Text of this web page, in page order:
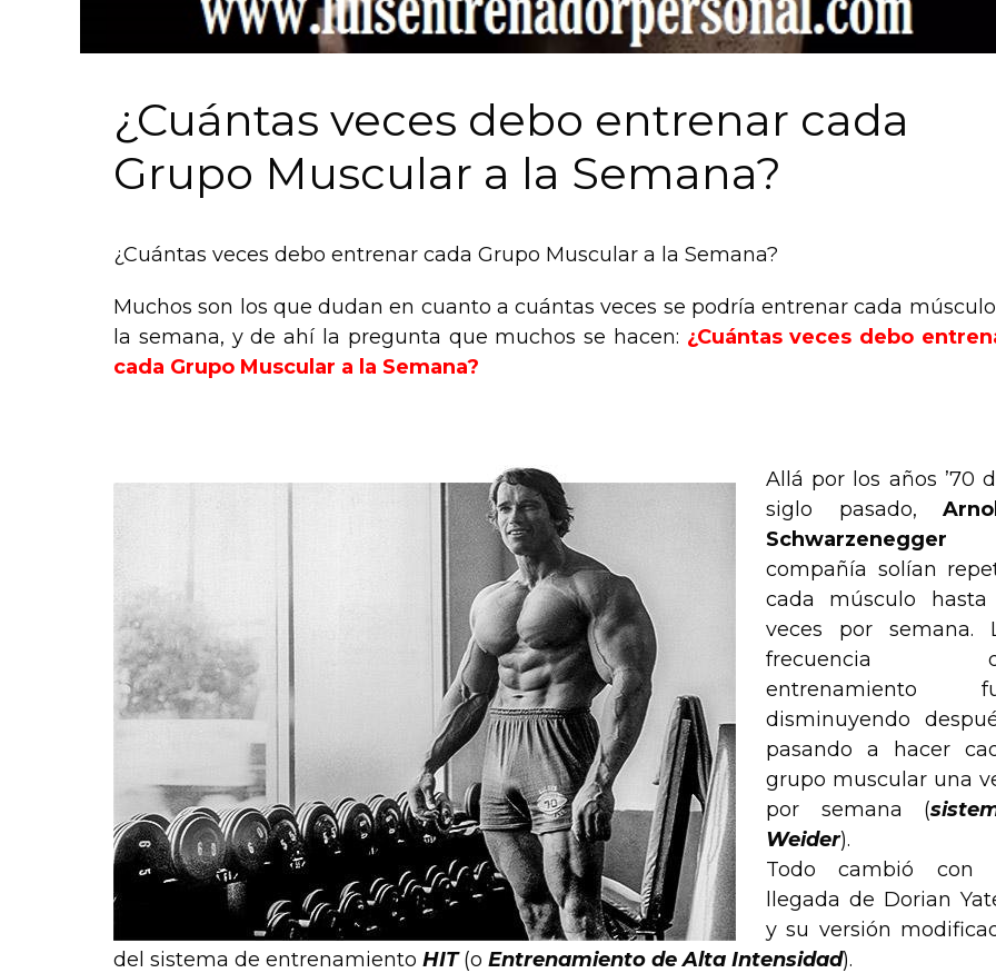
¿Cuántas veces debo entrenar cada
Grupo Muscular a la Semana?
¿Cuántas veces debo entrenar cada Grupo Muscular a la Semana?
Muchos son los que dudan en cuanto a cuántas veces se podría entrenar cada
la semana, y de ahí la pregunta que muchos se hacen: ¿Cuántas veces debo
cada Grupo Muscular a la Semana?
Allá por los años ’70
siglo pasado,
Schwarzenegger
compañía solían
cada músculo hasta
veces por semana.
frecuencia
entrenamiento
disminuyendo
pasando a hacer
grupo muscular una
por semana (
Weider).
Todo cambió con
llegada de Dorian
y su versión
del sistema de entrenamiento HIT(o Entrenamiento de Alta Intensidad).